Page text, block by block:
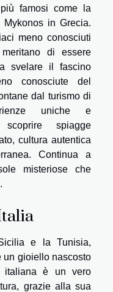
famosi come la
in Grecia.
meno conosciuti
di essere
svelare il fascino
conosciute del
dal turismo di
uniche e
spiagge
cultura autentica
Continua a
misteriose che
e la Tunisia,
un gioiello nascosto
italiana è un vero
grazie alla sua